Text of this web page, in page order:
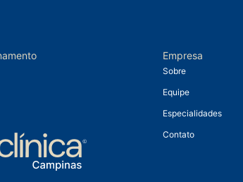
Empresa
Sobre
Equipe
Especialidades
Contato